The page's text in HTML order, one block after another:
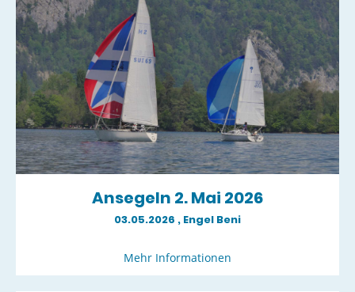
Ansegeln 2. Mai 2026
03.05.2026 , Engel Beni
Mehr Informationen